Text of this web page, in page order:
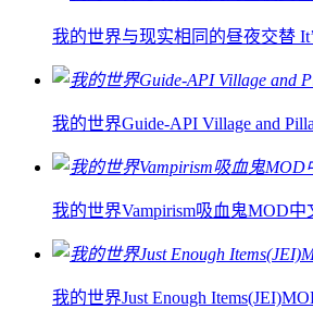
我的世界与现实相同的昼夜交替
我的世界Guide-API Village and
我的世界Vampirism吸血鬼MOD中
我的世界Just Enough